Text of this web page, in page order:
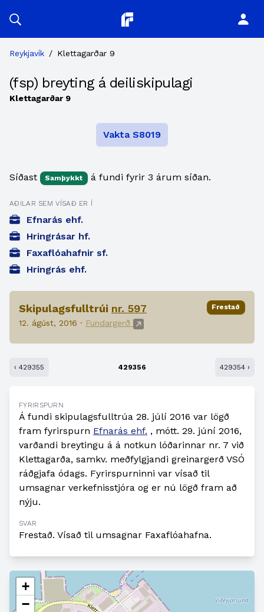
Planitor
Reykjavík / Klettagarðar 9
(fsp) breyting á deiliskipulagi
Klettagarðar 9
Vakta S8019
Síðast Samþykkt á fundi fyrir 3 árum síðan.
AÐILAR SEM VÍSAÐ ER Í
Efnarás ehf.
Hringrásar hf.
Faxaflóahafnir sf.
Hringrás ehf.
Skipulagsfulltrúi nr. 597
12. ágúst, 2016 · Fundargerð
Frestað
‹ 429355 429356 429354 ›
FYRIRSPURN
Á fundi skipulagsfulltrúa 28. júlí 2016 var lögð
fram fyrirspurn Efnarás ehf. , mótt. 29. júní 2016,
varðandi breytingu á á notkun lóðarinnar nr. 7 við
Klettagarða, samkv. meðfylgjandi greinargerð VSÓ
ráðgjafa ódags. Fyrirspurninni var vísað til
umsagnar verkefnisstjóra og er nú lögð fram að
nýju.
SVAR
Frestað. Vísað til umsagnar Faxaflóahafna.
+
−